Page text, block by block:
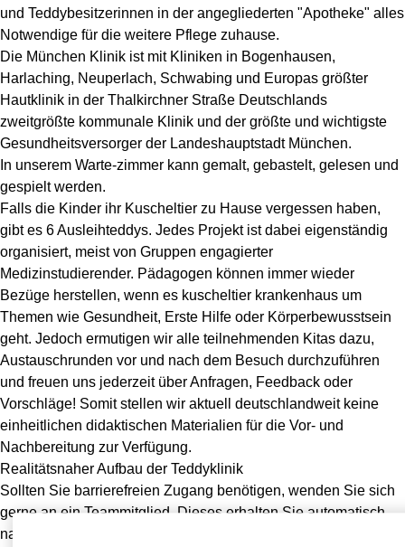
und Teddybesitzerinnen in der angegliederten "Apotheke" alles
Notwendige für die weitere Pflege zuhause.
Die München Klinik ist mit Kliniken in Bogenhausen,
Harlaching, Neuperlach, Schwabing und Europas größter
Hautklinik in der Thalkirchner Straße Deutschlands
zweitgrößte kommunale Klinik und der größte und wichtigste
Gesundheitsversorger der Landeshauptstadt München.
In unserem Warte-zimmer kann gemalt, gebastelt, gelesen und
gespielt werden.
Falls die Kinder ihr Kuscheltier zu Hause vergessen haben,
gibt es 6 Ausleihteddys. Jedes Projekt ist dabei eigenständig
organisiert, meist von Gruppen engagierter
Medizinstudierender. Pädagogen können immer wieder
Bezüge herstellen, wenn es kuscheltier krankenhaus um
Themen wie Gesundheit, Erste Hilfe oder Körperbewusstsein
geht. Jedoch ermutigen wir alle teilnehmenden Kitas dazu,
Austauschrunden vor und nach dem Besuch durchzuführen
und freuen uns jederzeit über Anfragen, Feedback oder
Vorschläge! Somit stellen wir aktuell deutschlandweit keine
einheitlichen didaktischen Materialien für die Vor- und
Nachbereitung zur Verfügung.
Realitätsnaher Aufbau der Teddyklinik
Sollten Sie barrierefreien Zugang benötigen, wenden Sie sich
gerne an ein Teammitglied. Dieses erhalten Sie automatisch
nach erfolgreicher Anmeldung über den obigen Link. Diese und